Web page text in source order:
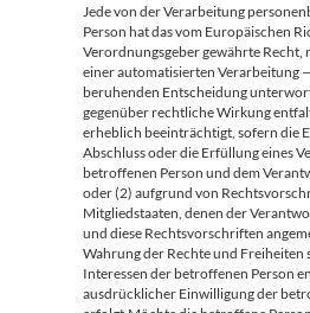
Jede von der Verarbeitung
Person hat das vom Europäischen
Verordnungsgeber gewährte Recht,
einer automatisierten Verarbeitung
beruhenden Entscheidung
gegenüber rechtliche Wirkung
erheblich beeinträchtigt, sofern die
Abschluss oder die Erfüllung eines
betroffenen Person und dem
oder (2) aufgrund von
Mitgliedstaaten, denen der
und diese Rechtsvorschriften
Wahrung der Rechte und Freiheiten
Interessen der betroffenen Person
ausdrücklicher Einwilligung der